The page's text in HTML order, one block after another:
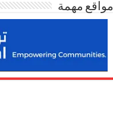
مواقع مهمة